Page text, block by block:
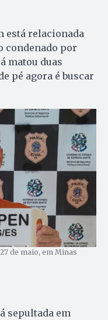
está relacionada
condenado por
matou duas
pé agora é buscar
de maio, em Minas
sepultada em